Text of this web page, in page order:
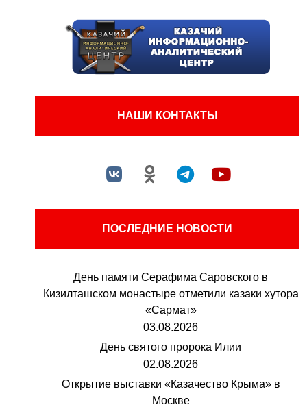
НАШИ КОНТАКТЫ
ПОСЛЕДНИЕ НОВОСТИ
День памяти Серафима Саровского в
Кизилташском монастыре отметили казаки хутора
«Сармат»
03.08.2026
День святого пророка Илии
02.08.2026
Открытие выставки «Казачество Крыма» в
Москве